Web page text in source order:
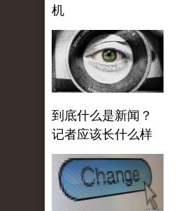
机
到底什么是新闻？
记者应该长什么样